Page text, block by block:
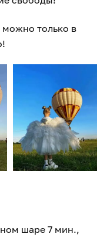
можно только в
шаре 7 мин.,